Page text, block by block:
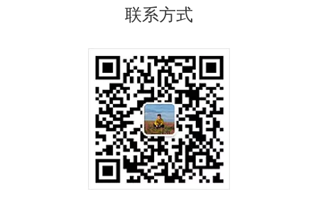
联系方式